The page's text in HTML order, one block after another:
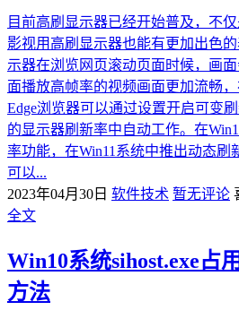
目前高刷显示器已经开始普及，不
影视用高刷显示器也能有更加出色
示器在浏览网页滚动页面时候，画
面播放高帧率的视频画面更加流畅
Edge浏览器可以通过设置开启可变
的显示器刷新率中自动工作。在
率功能，在Win11系统中推出动态刷
可以...
2023年04月30日 软件技术 暂无评论
全文
Win10系统sihost.exe占
方法